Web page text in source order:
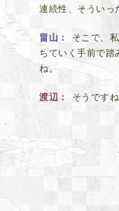
連続性、そういっ
畠山
そこで、
ちていく手前で踏
ね。
渡辺 そうですね